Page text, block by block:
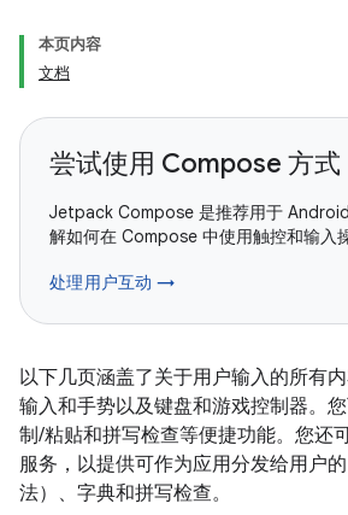
本页内容
文档
尝试使用 Compose 方式
Jetpack Compose 是推荐用于
解如何在 Compose 中使用触控和输入操
处理用户互动 →
以下几页涵盖了关于用户输入的所有
输入和手势以及键盘和游戏控制器。
制/粘贴和拼写检查等便捷功能。您还
服务，以提供可作为应用分发给用户
法）、字典和拼写检查。